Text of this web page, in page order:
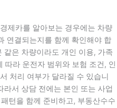
제카를 알아보는 경우에는 차량
연결되는지를 함께 확인해야 합
은 차량이라도 개인 이용, 가족
따라 운전자 범위와 보험 조건, 인
처리 여부가 달라질 수 있습니
서 상담 전에는 본인 또는 사업
턴을 함께 준비하고, 부동산수수